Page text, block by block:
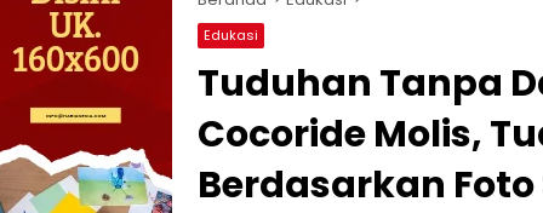
Edukasi
Tuduhan Tanpa
Cocoride Molis,
Berdasarkan Foto